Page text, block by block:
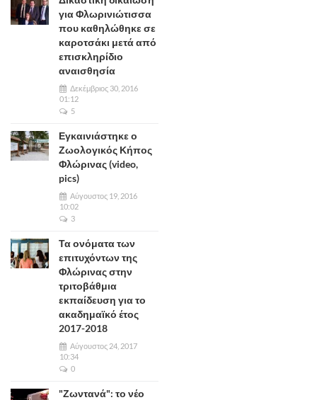
για Φλωρινιώτισσα
που καθηλώθηκε σε
καροτσάκι μετά από
επισκληρίδιο
αναισθησία
Δεκέμβριος 30, 2016
01:12
5
Εγκαινιάστηκε ο
Ζωολογικός Κήπος
Φλώρινας (video,
pics)
Αύγουστος 19, 2016
10:02
3
Τα ονόματα των
επιτυχόντων της
Φλώρινας στην
τριτοβάθμια
εκπαίδευση για το
ακαδημαϊκό έτος
2017-2018
Αύγουστος 24, 2017
10:34
0
"Ζωντανά": το νέο